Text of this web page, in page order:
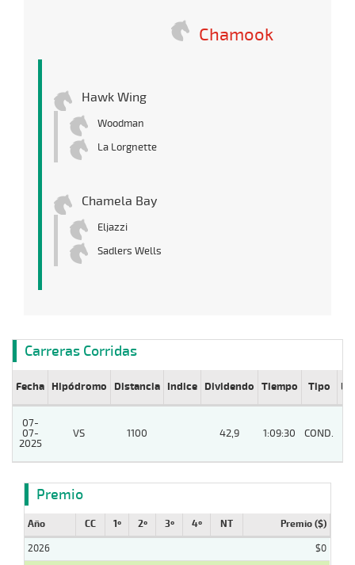
Chamook
Hawk Wing
Woodman
La Lorgnette
Chamela Bay
Eljazzi
Sadlers Wells
Carreras Corridas
Fecha Hipódromo Distancia Indice Dividendo Tiempo Tipo Lº
07-
07-
2025
VS 1100 42,9 1:09:30 COND.
Premio
Año CC 1º 2º 3º 4º NT Premio ($)
2026
$0